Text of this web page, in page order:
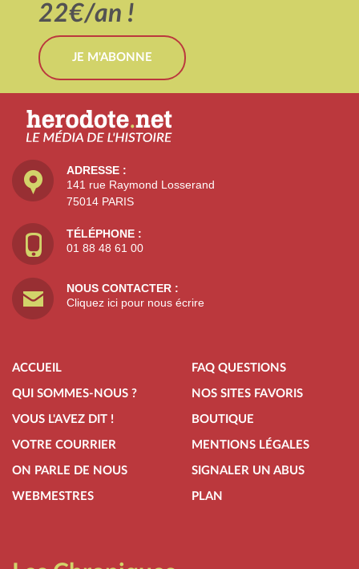
22€/an !
JE M'ABONNE
ADRESSE :
141 rue Raymond Losserand
75014 PARIS
TÉLÉPHONE :
01 88 48 61 00
NOUS CONTACTER :
Cliquez ici pour nous écrire
ACCUEIL
QUI SOMMES-NOUS ?
VOUS L'AVEZ DIT !
VOTRE COURRIER
ON PARLE DE NOUS
WEBMESTRES
FAQ QUESTIONS
NOS SITES FAVORIS
BOUTIQUE
MENTIONS LÉGALES
SIGNALER UN ABUS
PLAN